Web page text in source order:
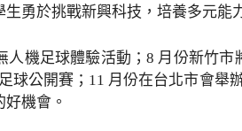
勇於挑戰新興科技，培養多元能
機足球體驗活動；8 月份新竹
公開賽；11 月份在台北市會舉
機會。